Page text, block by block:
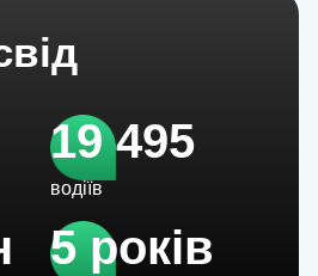
19 495
водіїв
5 років